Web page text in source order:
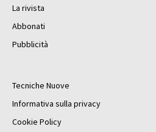
La rivista
Abbonati
Pubblicità
Tecniche Nuove
Informativa sulla privacy
Cookie Policy